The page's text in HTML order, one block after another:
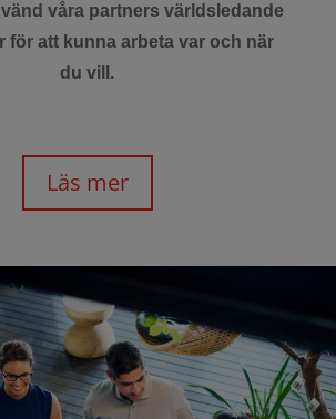
våra partners världsledande
för att kunna arbeta var och när
du vill.
Läs mer